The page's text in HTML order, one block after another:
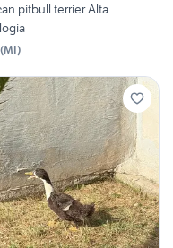
pitbull terrier Alta
MI)